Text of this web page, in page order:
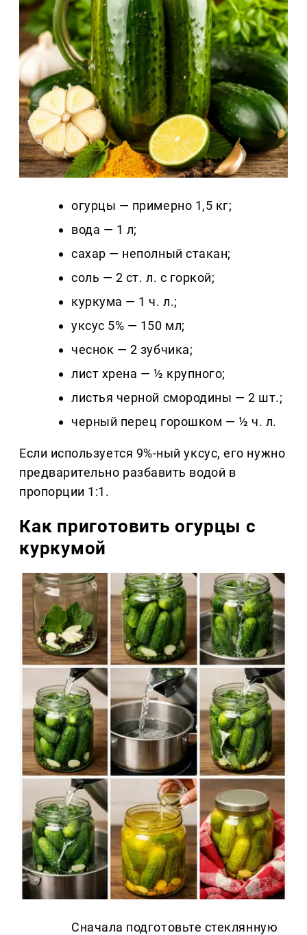
огурцы — примерно 1,5 кг;
вода — 1 л;
сахар — неполный стакан;
соль — 2 ст. л. с горкой;
куркума — 1 ч. л.;
уксус 5% — 150 мл;
чеснок — 2 зубчика;
лист хрена — ½ крупного;
листья черной смородины — 2 шт.;
черный перец горошком — ½ ч. л.
Если используется 9%-ный уксус, его нужно
предварительно разбавить водой в
пропорции 1:1.
Как приготовить огурцы с
куркумой
Сначала подготовьте стеклянную